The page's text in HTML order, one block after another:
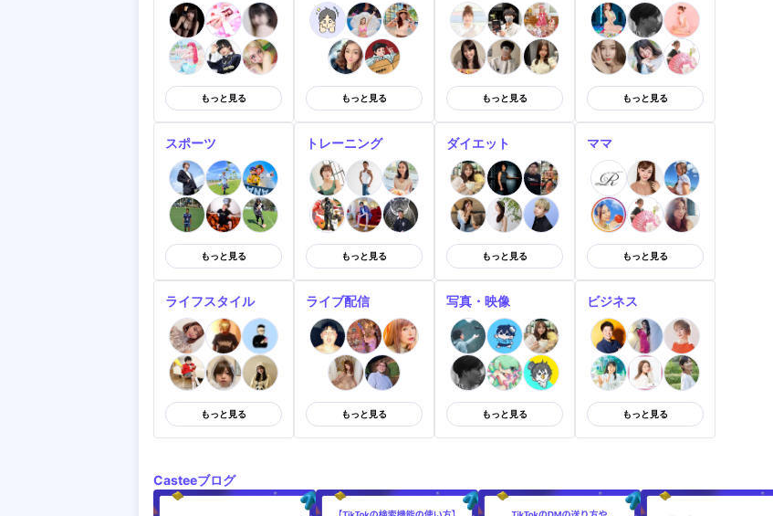
もっと見る もっと見る もっと見る もっと見る
スポーツ
もっと見る
トレーニング
もっと見る
ダイエット
もっと見る
ママ
もっと見る
ライフスタイル
もっと見る
ライブ配信
もっと見る
写真・映像
もっと見る
ビジネス
もっと見る
Casteeブログ